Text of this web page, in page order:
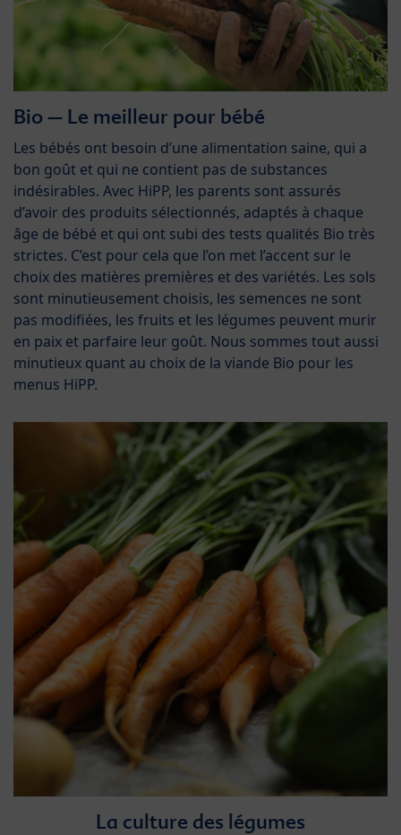
Bio – Le meilleur pour bébé
Les bébés ont besoin d’une alimentation saine, qui a
bon goût et qui ne contient pas de substances
indésirables. Avec HiPP, les parents sont assurés
d’avoir des produits sélectionnés, adaptés à chaque
âge de bébé et qui ont subi des tests qualités Bio très
strictes. C’est pour cela que l’on met l’accent sur le
choix des matières premières et des variétés. Les sols
sont minutieusement choisis, les semences ne sont
pas modifiées, les fruits et les légumes peuvent murir
en paix et parfaire leur goût. Nous sommes tout aussi
minutieux quant au choix de la viande Bio pour les
menus HiPP.
La culture des légumes​